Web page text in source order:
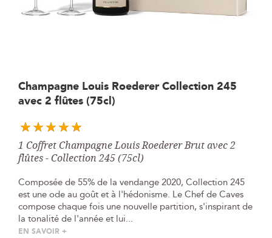
Skip
to
the
beginning
of
the
images
Champagne Louis Roederer Collection 245
avec 2 flûtes (75cl)
1 Coffret Champagne Louis Roederer Brut avec 2
flûtes - Collection 245 (75cl)
Composée de 55% de la vendange 2020, Collection 245
est une ode au goût et à l'hédonisme. Le Chef de Caves
compose chaque fois une nouvelle partition, s'inspirant de
la tonalité de l'année et lui...
EN SAVOIR +